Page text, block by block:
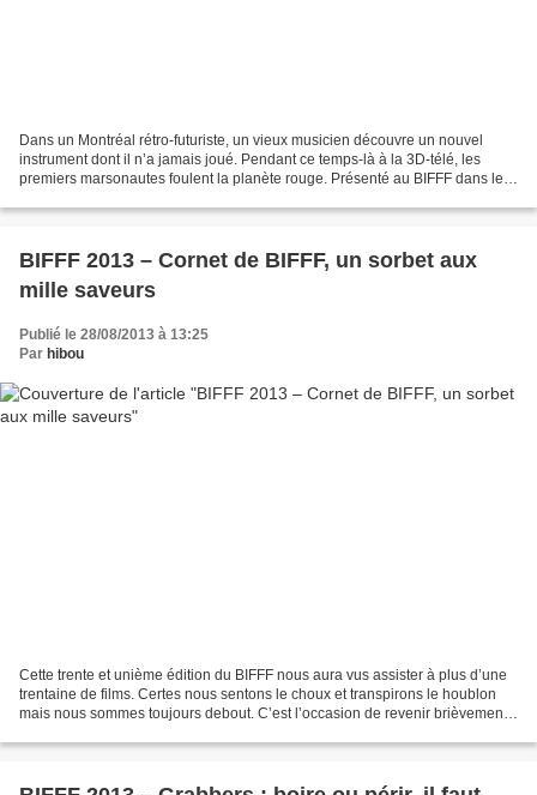
Dans un Montréal rétro-futuriste, un vieux musicien découvre un nouvel
instrument dont il n’a jamais joué. Pendant ce temps-là à la 3D-télé, les
premiers marsonautes foulent la planète rouge. Présenté au BIFFF dans le
BIFFF 2013 – Cornet de BIFFF, un sorbet aux
mille saveurs
Publié le 28/08/2013 à 13:25
Par hibou
Cette trente et unième édition du BIFFF nous aura vus assister à plus d’une
trentaine de films. Certes nous sentons le choux et transpirons le houblon
mais nous sommes toujours debout. C’est l’occasion de revenir brièvement